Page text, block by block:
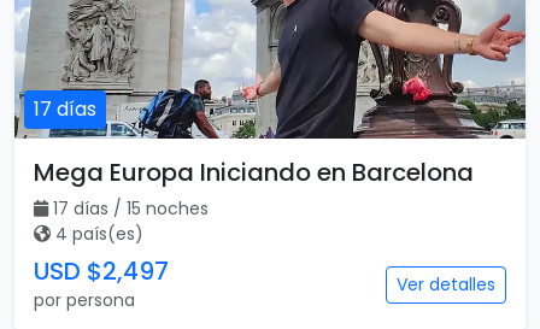
17 días
Mega Europa Iniciando en Barcelona
17 días / 15 noches
4 país(es)
USD $2,497
por persona
Ver detalles